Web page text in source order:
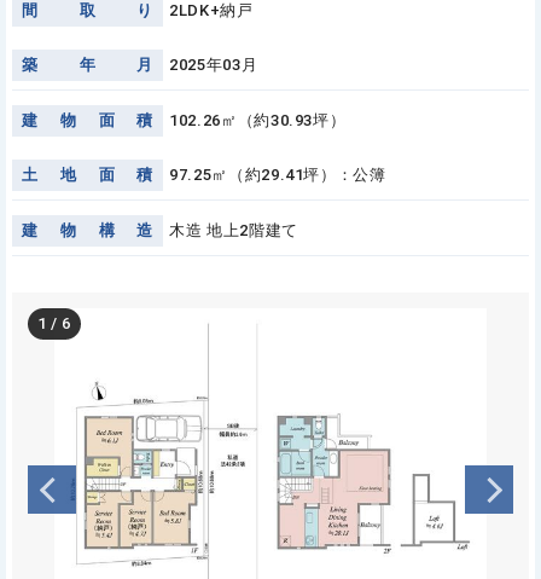
間 取 り 2LDK+納戸
築 年 月 2025年03月
建 物 面 積 102.26㎡（約30.93坪）
土 地 面 積 97.25㎡（約29.41坪）：公簿
建 物 構 造 木造 地上2階建て
1 / 6